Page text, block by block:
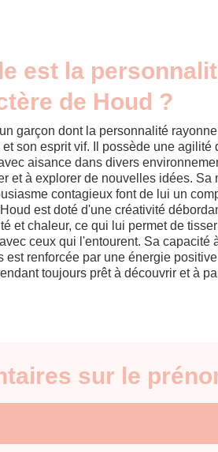
est la
de Houd ?
garçon dont la personnalité
son esprit vif. Il possède une agilité
aisance dans divers
et à explorer de nouvelles idées. Sa
contagieux font de lui un
est doté d'une créativité
et chaleur, ce qui lui permet de
ceux qui l'entourent. Sa capacité
est renforcée par une énergie
toujours prêt à découvrir et à
sur le